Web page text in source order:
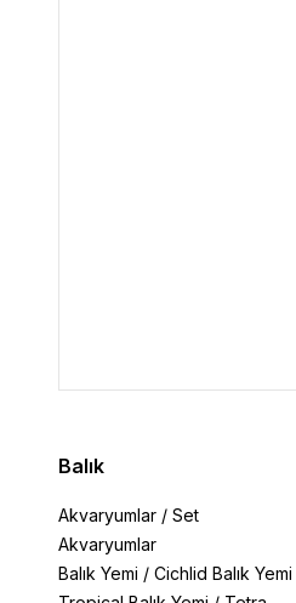
Balık
Akvaryumlar / Set
Akvaryumlar
Balık Yemi / Cichlid Balık Yemi